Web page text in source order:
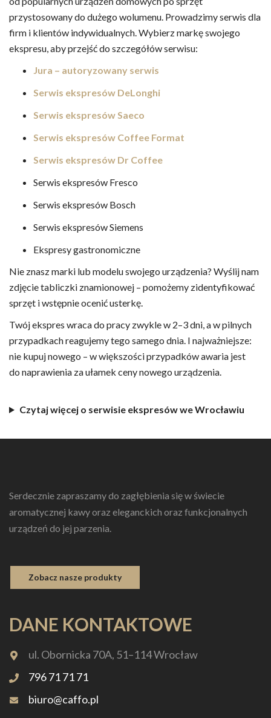
przystosowany do dużego wolumenu. Prowadzimy serwis dla
firm i klientów indywidualnych. Wybierz markę swojego
ekspresu, aby przejść do szczegółów serwisu:
Jura – autoryzowany serwis
Serwis ekspresów DeLonghi
Serwis ekspresów Saeco
Serwis ekspresów Coffee Format
Serwis ekspresów Dr Coffee
Serwis ekspresów Fresco
Serwis ekspresów Bosch
Serwis ekspresów Siemens
Ekspresy gastronomiczne
Nie znasz marki lub modelu swojego urządzenia? Wyślij nam
zdjęcie tabliczki znamionowej – pomożemy zidentyfikować
sprzęt i wstępnie ocenić usterkę.
Twój ekspres wraca do pracy zwykle w 2–3 dni, a w pilnych
przypadkach reagujemy tego samego dnia. I najważniejsze:
nie kupuj nowego – w większości przypadków awaria jest
do naprawienia za ułamek ceny nowego urządzenia.
Czytaj więcej o serwisie ekspresów we Wrocławiu
Serdecznie zapraszamy do zagłębienia się w świecie
aromatycznej kawy oraz eleganckich oraz funkcjonalnych
urządzeń do jej parzenia.
Zobacz nasze produkty
DANE KONTAKTOWE
ul. Obornicka 70A, 51–114 Wrocław
796 71 71 71
biuro@caffo.pl